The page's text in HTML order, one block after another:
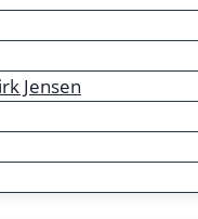
Jensen